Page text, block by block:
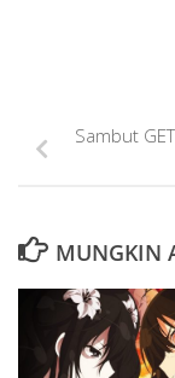
Sambut
MUNGKIN